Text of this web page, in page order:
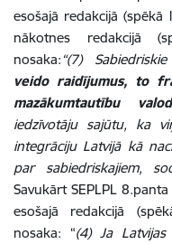
esošajā redakcijā
nākotnes redakcijā
nosaka:“(7)
veido raidījumus, to
mazākumtautību
iedzīvotāju sajūtu, ka
integrāciju Latvijā kā
par sabiedriskajiem,
Savukārt SEPLPL
esošajā redakcijā
nosaka: “(4) Ja